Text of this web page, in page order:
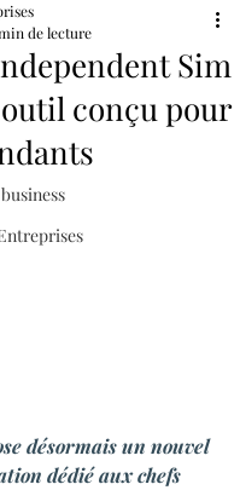
Sim
conçu pour
de lecture
désormais un nouvel
dédié aux chefs